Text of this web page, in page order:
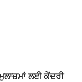
ਲਈ ਕੇਂਦਰੀ